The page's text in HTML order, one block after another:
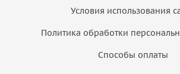
Условия использования
Политика обработки
Способы оплаты